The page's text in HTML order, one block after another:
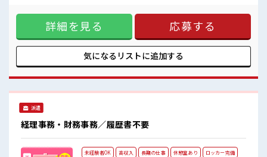
ロッカー付き職場♪お願いすることもありますが、 残業はほとんどナシ！ ≪動き
やすい制服アリ≫ 制服があるので、 毎日の服装の悩み解消♪
≪収入アップを目指せる≫ 高時給だらけの派遣のお仕事で
す！ ■職場の雰囲気 少人数の職場でこじんまり。 職場の仲間
との交流もできちゃうかも？ 休憩室で自分タイム！ のんびり
スマホチェック♪ 持ち物が多いあなたにもぴったり☆ ロッカ
詳細を見る 応募する
気になるリストに追加する
派遣
経理事務・財務事務／履歴書不要
未経験者OK 高収入 長期の仕事 休憩室あり
ロッカー完備